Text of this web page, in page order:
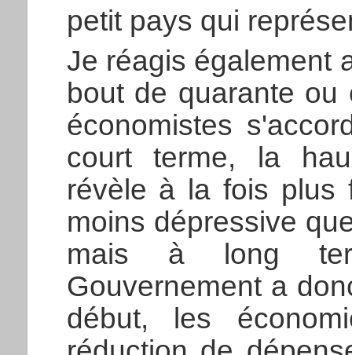
petit pays qui
Je réagis également
bout de quarante
économistes
court terme, la
révèle à la fois
moins dépressive
mais à long
Gouvernement a
début, les